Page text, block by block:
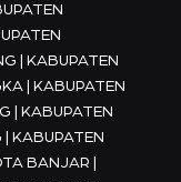
| KABUPATEN
| KABUPATEN
| KABUPATEN
| KABUPATEN
BANJAR |